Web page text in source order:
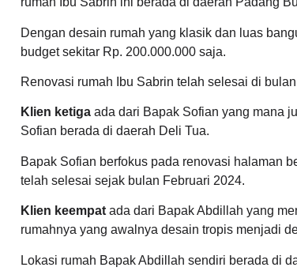
Dengan desain rumah yang klasik dan luas
budget sekitar Rp. 200.000.000 saja.
Renovasi rumah Ibu Sabrin telah selesai di
Klien ketiga ada dari Bapak Sofian yang mana
Sofian berada di daerah Deli Tua.
Bapak Sofian berfokus pada renovasi halaman
telah selesai sejak bulan Februari 2024.
Klien keempat ada dari Bapak Abdillah yang
rumahnya yang awalnya desain tropis menjadi
Lokasi rumah Bapak Abdillah sendiri berada di